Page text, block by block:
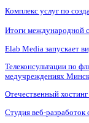
Комплекс услуг по
Итоги международной
Elab Media запускает
Телеконсультации по
медучреждениях
Отечественный
Студия веб-разработок